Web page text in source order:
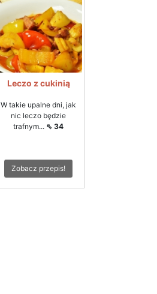
Leczo z cukinią
W takie upalne dni, jak
nic leczo będzie
trafnym... ⇖ 34
Zobacz przepis!